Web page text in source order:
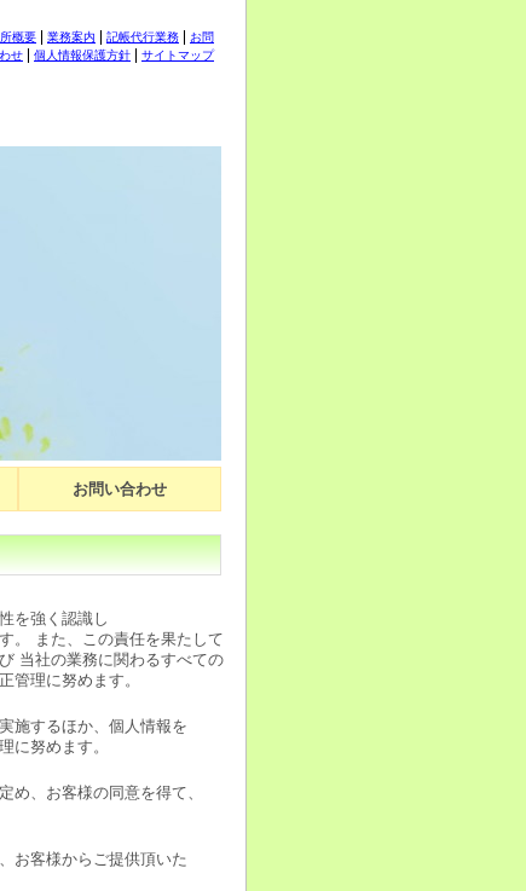
概要 業務案内 記帳代行業務
お問
せ
個人情報保護方針 サイトマップ
お問い合わせ
を強く認識し
。 また、この責任を果たして
当社の業務に関わるすべての
管理に努めます。
施するほか、個人情報を
に努めます。
め、お客様の同意を得て、
お客様からご提供頂いた